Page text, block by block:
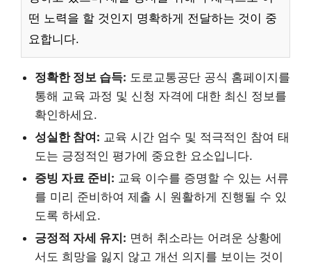
떤 노력을 할 것인지 명확하게 전달하는 것이 중
요합니다.
정확한 정보 습득: 도로교통공단 공식 홈페이지를
통해 교육 과정 및 신청 자격에 대한 최신 정보를
확인하세요.
성실한 참여: 교육 시간 엄수 및 적극적인 참여 태
도는 긍정적인 평가에 중요한 요소입니다.
증빙 자료 준비: 교육 이수를 증명할 수 있는 서류
를 미리 준비하여 제출 시 원활하게 진행될 수 있
도록 하세요.
긍정적 자세 유지: 면허 취소라는 어려운 상황에
서도 희망을 잃지 않고 개선 의지를 보이는 것이